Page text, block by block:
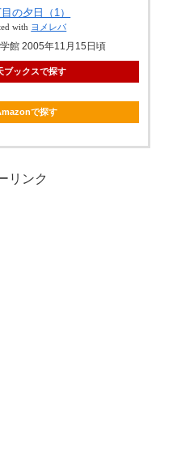
の夕日（1）
with ヨメレバ
館 2005年11月15日頃
ブックスで探す
で探す
リンク